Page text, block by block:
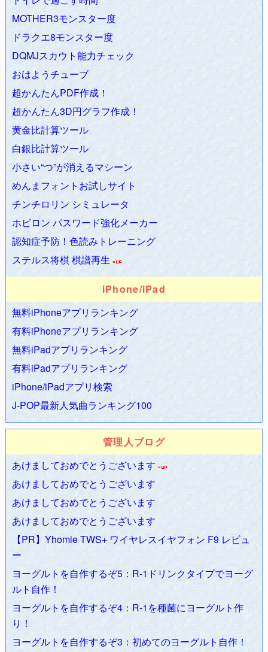
2010.06.12 無料・有料のiPhone・iPadアプリランキング
開
2010.04.28ドラゴンクエストモンスターズ ジョーカー2
2010.04.08 ドラゴンクエストモンスターズ ジョーカー2攻略
Wiki
開始
方法
2010.02.23ドラクエ6攻略Wikiが
モン ゴールド・シルバー攻略Wiki
2010.02.01アルトネリコ3攻略Wiki
2010.01.28ドラゴンクエスト6幻の大地攻略Wiki
2010.01.03 TOPページにブログ最新記事を表示。
2010.01.02 動画最新情報
を修正。
2010.01.01 あけましておめでとうございます。今年もよろし
くお願いします。
2009.11.26 レイトン教授と魔神の笛攻略Wiki
ohaYouTube - おはようチューブ
を表示する機能を追加
2009.10.05
ohaYouTube - おはようチューブ
する機能を追加
2009.09.12ポケモン ゴールド・シルバー攻略Wiki
ン！
2009.07.17
ドラゴンクエスト9攻略Wiki
2009.07.11ドラゴンクエスト9 発売！
2009.07.10ドラゴンクエスト9明日発売！
ohaYouTube - おはようチューブ
2009.04.15
ohaYouTube - おはようチューブ
する機能を追加
2009.04.13ohaYouTube - おはようチューブ
プログラム改良いろいろ
2009.04.05ohaYouTube - おはようチューブのアルゴリズムを
2009.03.13
Googleで「m9（＾Д＾）プギャー検索」できるブ
ックマークレット
2009.02.19 スターオーシャン4発売！、アイドルマスターSP
発売！
2009.02.12公開APIを利用したサンプルサイトを作っていく
MOTHER3モンスター度
ドラクエ8モンスター度
DQMJスカウト能力チェック
おはようチューブ
超かんたんPDF作成！
超かんたん3D円グラフ作成！
黄金比計算ツール
白銀比計算ツール
小さい“つ”が消えるマシーン
めんまフォントお試しサイト
チンチロリン シミュレータ
ホビロン パスワード強化メーカー
認知症予防！色読みトレーニング
ステルス将棋 棋譜再生
iPhone/iPad
無料iPhoneアプリランキング
有料iPhoneアプリランキング
無料iPadアプリランキング
有料iPadアプリランキング
iPhone/iPadアプリ検索
J-POP最新人気曲ランキング100
管理人ブログ
あけましておめでとうございます
あけましておめでとうございます
あけましておめでとうございます
あけましておめでとうございます
【PR】Yhomie TWS+ ワイヤレスイヤフォン F9 レビュ
ー
ヨーグルトを自作するぞ5：R-1ドリンクタイプでヨーグ
ルト自作！
ヨーグルトを自作するぞ4：R-1を種菌にヨーグルト作
り！
ヨーグルトを自作するぞ3：初めてのヨーグルト自作！